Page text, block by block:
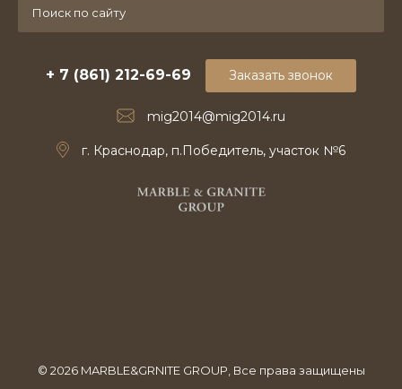
mig2014@mig2014.ru
+ 7 (861) 212-69-69
г. Краснодар, п.Победитель, участок №6
Заказать звонок
© 2026 MARBLE&GRNITE GROUP, Все права защищены